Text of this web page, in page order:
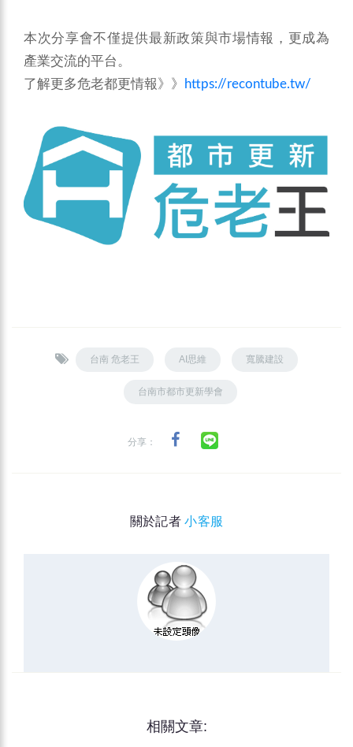
本次分享會不僅提供最新政策與市場情報，更成為
產業交流的平台。
了解更多危老都更情報》》
https://recontube.tw/
台南 危老王 AI思維 寬騰建設
台南市都市更新學會
分享：
關於記者小客服
相關文章: